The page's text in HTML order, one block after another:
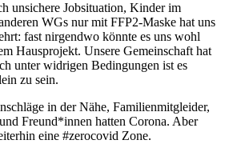
unsichere Jobsituation, Kinder im
WGs nur mit FFP2-Maske hat uns
fast nirgendwo könnte es uns wohl
Hausprojekt. Unsere Gemeinschaft hat
unter widrigen Bedingungen ist es
zu sein.
in der Nähe, Familienmitgleider,
Freund*innen hatten Corona. Aber
eine #zerocovid Zone.